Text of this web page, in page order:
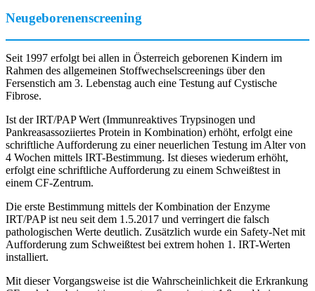
Neugeborenenscreening
Seit 1997 erfolgt bei allen in Österreich geborenen Kindern im
Rahmen des allgemeinen Stoffwechselscreenings über den
Fersenstich am 3. Lebenstag auch eine Testung auf Cystische
Fibrose.
Ist der IRT/PAP Wert (Immunreaktives Trypsinogen und
Pankreasassoziiertes Protein in Kombination) erhöht, erfolgt eine
schriftliche Aufforderung zu einer neuerlichen Testung im Alter von
4 Wochen mittels IRT-Bestimmung. Ist dieses wiederum erhöht,
erfolgt eine schriftliche Aufforderung zu einem Schweißtest in
einem CF-Zentrum.
Die erste Bestimmung mittels der Kombination der Enzyme
IRT/PAP ist neu seit dem 1.5.2017 und verringert die falsch
pathologischen Werte deutlich. Zusätzlich wurde ein Safety-Net mit
Aufforderung zum Schweißtest bei extrem hohen 1. IRT-Werten
installiert.
Mit dieser Vorgangsweise ist die Wahrscheinlichkeit die Erkrankung